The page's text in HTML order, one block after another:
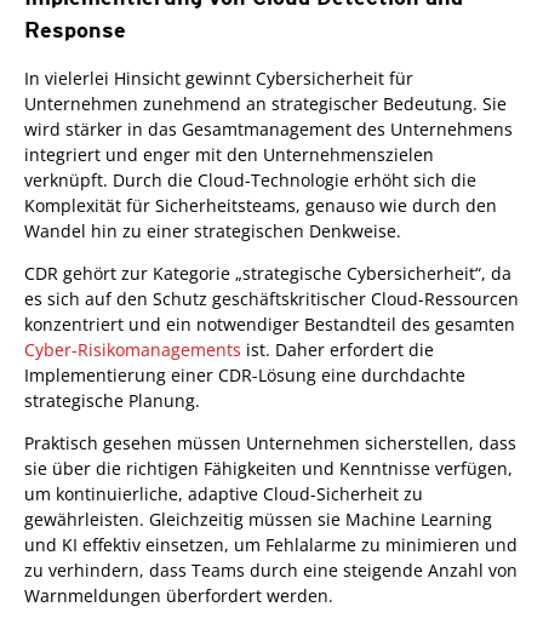
Response
In vielerlei Hinsicht gewinnt Cybersicherheit für
Unternehmen zunehmend an strategischer Bedeutung. Sie
wird stärker in das Gesamtmanagement des Unternehmens
integriert und enger mit den Unternehmenszielen
verknüpft. Durch die Cloud-Technologie erhöht sich die
Komplexität für Sicherheitsteams, genauso wie durch den
Wandel hin zu einer strategischen Denkweise.
CDR gehört zur Kategorie „strategische Cybersicherheit“, da
es sich auf den Schutz geschäftskritischer Cloud-Ressourcen
konzentriert und ein notwendiger Bestandteil des gesamten
Cyber-Risikomanagements ist. Daher erfordert die
Implementierung einer CDR-Lösung eine durchdachte
strategische Planung.
Praktisch gesehen müssen Unternehmen sicherstellen, dass
sie über die richtigen Fähigkeiten und Kenntnisse verfügen,
um kontinuierliche, adaptive Cloud-Sicherheit zu
gewährleisten. Gleichzeitig müssen sie Machine Learning
und KI effektiv einsetzen, um Fehlalarme zu minimieren und
zu verhindern, dass Teams durch eine steigende Anzahl von
Warnmeldungen überfordert werden.